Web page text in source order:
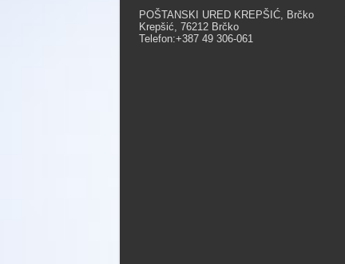
POŠTANSKI URED KREPŠIĆ, Brčko
Krepšić, 76212 Brčko
Telefon:+387 49 306-061